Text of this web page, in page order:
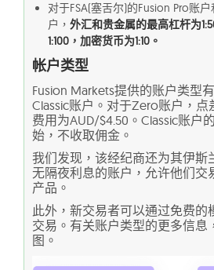
对于FSA(塞舌尔)的Fusion Pro账
户， 外汇和贵金属的最高杠杆为
1:100，加密货币为1:10。
帐户类型
Fusion Markets提供的账户类型
Classic账户。对于Zero账户，
费用为AUD/$4.50。Classic账户
始，不收取佣金。
我们发现，该经纪商还为其伊斯
无隔夜利息的账户，允许他们交
产品。
此外，新交易者可以通过免费的
交易。有关账户类型的更多信息
图。